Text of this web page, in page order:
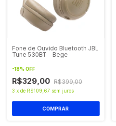
Fone de Ouvido Bluetooth JBL
Tune 530BT - Bege
-18% OFF
R$329,00 R$399,00
3 x de R$109,67 sem juros